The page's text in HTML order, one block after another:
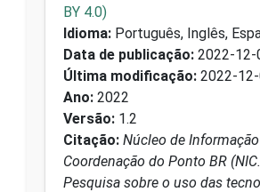
BY 4.0)
Idioma: Português, Inglês,
Data de publicação: 2022-12-
Última modificação: 2022-
Ano: 2022
Versão: 1.2
Citação: Núcleo de
Coordenação do Ponto BR
Pesquisa sobre o uso das